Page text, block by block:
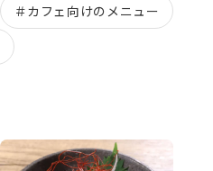
＃カフェ向けのメニュー